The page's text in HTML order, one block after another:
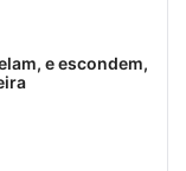
e escondem,